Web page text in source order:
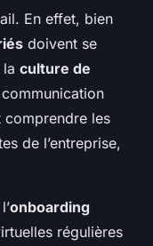
En effet, bien
doivent se
culture de
communication
comprendre les
de l’entreprise,
onboarding
régulières